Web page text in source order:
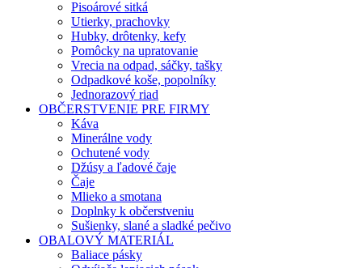
Pisoárové sitká
Utierky, prachovky
Hubky, drôtenky, kefy
Pomôcky na upratovanie
Vrecia na odpad, sáčky, tašky
Odpadkové koše, popolníky
Jednorazový riad
OBČERSTVENIE PRE FIRMY
Káva
Minerálne vody
Ochutené vody
Džúsy a ľadové čaje
Čaje
Mlieko a smotana
Doplnky k občerstveniu
Sušienky, slané a sladké pečivo
OBALOVÝ MATERIÁL
Baliace pásky